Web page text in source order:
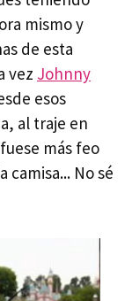
mismo y
de esta
vez Johnny
esos
al traje en
más feo
No sé